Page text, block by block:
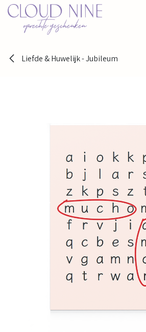
Overslaan naar inhoud
Liefde & Huwelijk - Jubileum